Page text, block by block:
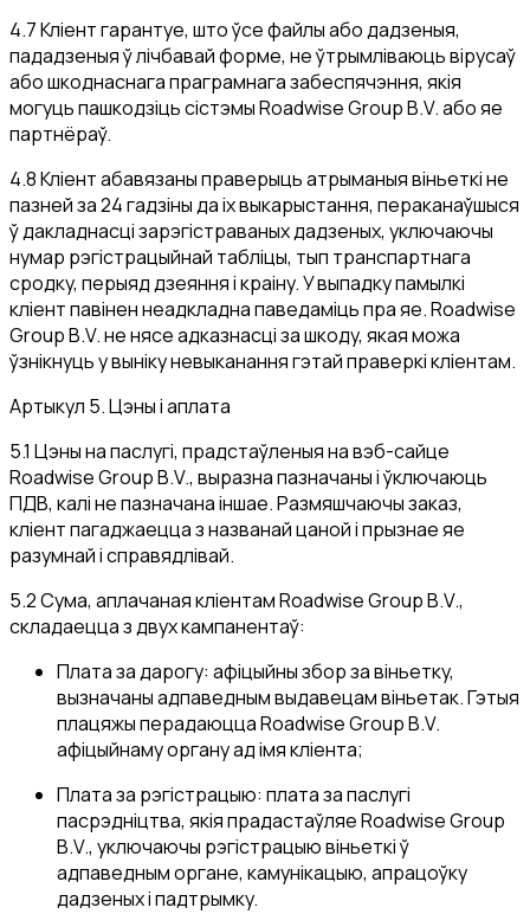
4.7 Кліент гарантуе, што ўсе файлы або дадзеныя,
пададзеныя ў лічбавай форме, не ўтрымліваюць вірусаў
або шкоднаснага праграмнага забеспячэння, якія
могуць пашкодзіць сістэмы Roadwise Group B.V. або яе
партнёраў.
4.8 Кліент абавязаны праверыць атрыманыя віньеткі не
пазней за 24 гадзіны да іх выкарыстання, пераканаўшыся
ў дакладнасці зарэгістраваных дадзеных, уключаючы
нумар рэгістрацыйнай табліцы, тып транспартнага
сродку, перыяд дзеяння і краіну. У выпадку памылкі
кліент павінен неадкладна паведаміць пра яе. Roadwise
Group B.V. не нясе адказнасці за шкоду, якая можа
ўзнікнуць у выніку невыканання гэтай праверкі кліентам.
Артыкул 5. Цэны і аплата
5.1 Цэны на паслугі, прадстаўленыя на вэб-сайце
Roadwise Group B.V., выразна пазначаны і ўключаюць
ПДВ, калі не пазначана іншае. Размяшчаючы заказ,
кліент пагаджаецца з названай цаной і прызнае яе
разумнай і справядлівай.
5.2 Сума, аплачаная кліентам Roadwise Group B.V.,
складаецца з двух кампанентаў:
Плата за дарогу: афіцыйны збор за віньетку,
вызначаны адпаведным выдавецам віньетак. Гэтыя
плацяжы перадаюцца Roadwise Group B.V.
афіцыйнаму органу ад імя кліента;
Плата за рэгістрацыю: плата за паслугі
пасрэдніцтва, якія прадастаўляе Roadwise Group
B.V., уключаючы рэгістрацыю віньеткі ў
адпаведным органе, камунікацыю, апрацоўку
дадзеных і падтрымку.